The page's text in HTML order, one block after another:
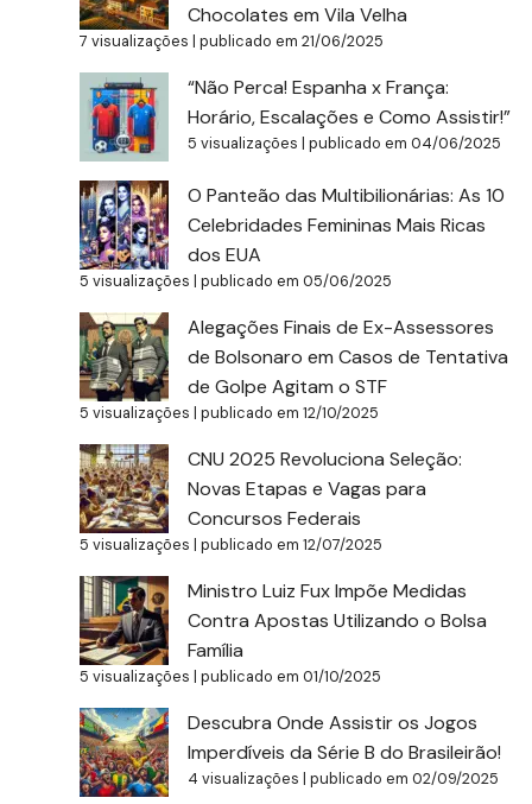
Chocolates em Vila Velha
7 visualizações |publicado em 21/06/2025
“Não Perca! Espanha x França:
Horário, Escalações e Como Assistir!”
5 visualizações |publicado em 04/06/2025
O Panteão das Multibilionárias: As 10
Celebridades Femininas Mais Ricas
dos EUA
5 visualizações |publicado em 05/06/2025
Alegações Finais de Ex-Assessores
de Bolsonaro em Casos de Tentativa
de Golpe Agitam o STF
5 visualizações |publicado em 12/10/2025
CNU 2025 Revoluciona Seleção:
Novas Etapas e Vagas para
Concursos Federais
5 visualizações |publicado em 12/07/2025
Ministro Luiz Fux Impõe Medidas
Contra Apostas Utilizando o Bolsa
Família
5 visualizações |publicado em 01/10/2025
Descubra Onde Assistir os Jogos
Imperdíveis da Série B do Brasileirão!
4 visualizações |publicado em 02/09/2025